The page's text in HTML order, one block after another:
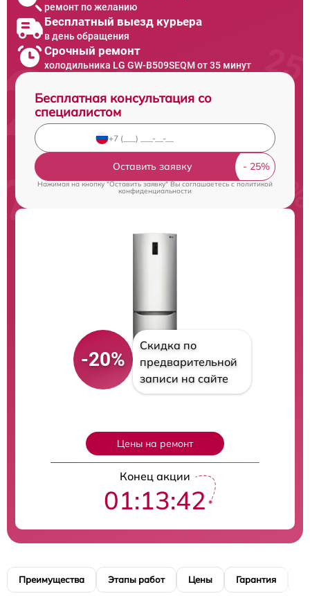
ремонт по желанию
Бесплатный выезд курьера
в день обращения
Срочный ремонт
холодильника LG GW-B509SEQM от 35 минут
Бесплатная консультация со
специалистом
Оставить заявку
Нажимая на кнопку "Оставить заявку" Вы соглашаетесь cполитикой
конфиденциальности
-20%
Скидка по
предварительной
записи на сайте
Цены на ремонт
Конец акции
01:13:41
Преимущества Этапы работ Цены Гарантия